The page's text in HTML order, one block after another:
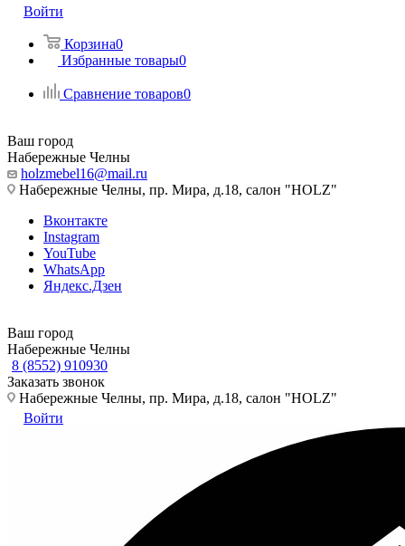
Войти
Корзина0
Избранные товары0
Сравнение товаров0
Ваш город
Набережные Челны
holzmebel16@mail.ru
Набережные Челны, пр. Мира, д.18, салон "HOLZ"
Вконтакте
Instagram
YouTube
WhatsApp
Яндекс.Дзен
Ваш город
Набережные Челны
8 (8552) 910930
Заказать звонок
Набережные Челны, пр. Мира, д.18, салон "HOLZ"
Войти